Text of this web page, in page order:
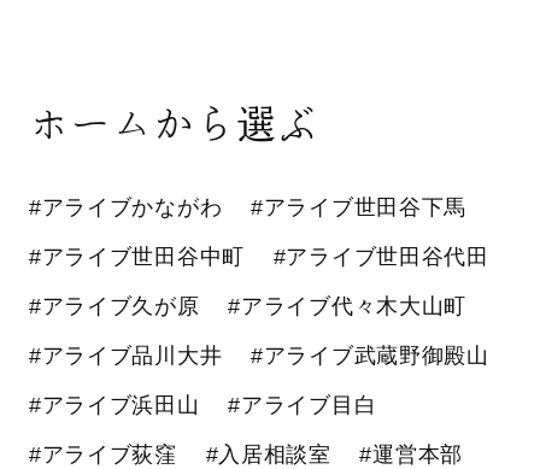
ホームから選ぶ
#アライブかながわ #アライブ世田谷下馬
#アライブ世田谷中町 #アライブ世田谷代田
#アライブ久が原 #アライブ代々木大山町
#アライブ品川大井 #アライブ武蔵野御殿山
#アライブ浜田山 #アライブ目白
#アライブ荻窪 #入居相談室 #運営本部